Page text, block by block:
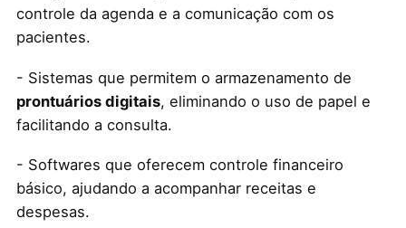
controle da agenda e a comunicação com os
pacientes.
- Sistemas que permitem o armazenamento de
prontuários digitais, eliminando o uso de papel e
facilitando a consulta.
- Softwares que oferecem controle financeiro
básico, ajudando a acompanhar receitas e
despesas.